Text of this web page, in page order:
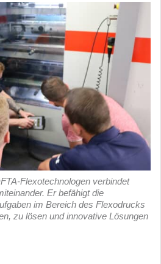
Flexotechnologen verbindet
Er befähigt die
im Bereich des Flexodrucks
zu lösen und innovative Lösungen